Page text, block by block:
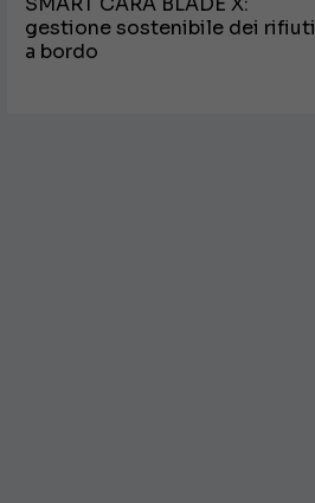
gestione sostenibile dei rifiuti
a bordo